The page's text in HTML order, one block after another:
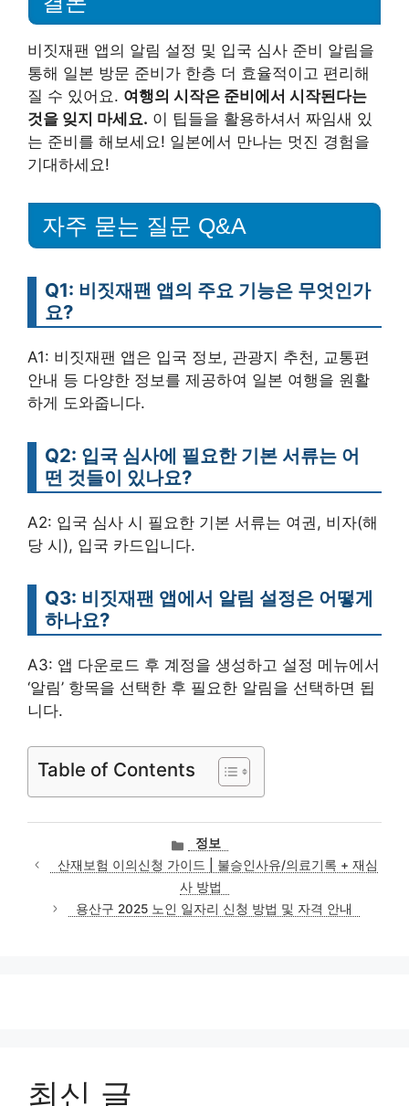
비짓재팬 앱의 알림 설정 및 입국 심사 준비 알림을
통해 일본 방문 준비가 한층 더 효율적이고 편리해
질 수 있어요. 여행의 시작은 준비에서 시작된다는
것을 잊지 마세요. 이 팁들을 활용하셔서 짜임새 있
는 준비를 해보세요! 일본에서 만나는 멋진 경험을
기대하세요!
자주 묻는 질문 Q&A
Q1: 비짓재팬 앱의 주요 기능은 무엇인가
요?
A1: 비짓재팬 앱은 입국 정보, 관광지 추천, 교통편
안내 등 다양한 정보를 제공하여 일본 여행을 원활
하게 도와줍니다.
Q2: 입국 심사에 필요한 기본 서류는 어
떤 것들이 있나요?
A2: 입국 심사 시 필요한 기본 서류는 여권, 비자(해
당 시), 입국 카드입니다.
Q3: 비짓재팬 앱에서 알림 설정은 어떻게
하나요?
A3: 앱 다운로드 후 계정을 생성하고 설정 메뉴에서
‘알림’ 항목을 선택한 후 필요한 알림을 선택하면 됩
니다.
Table of Contents
카
테
고
리
정보
산재보험 이의신청 가이드 | 불승인사유/의료기록 + 재심
사 방법
용산구 2025 노인 일자리 신청 방법 및 자격 안내
최신 글